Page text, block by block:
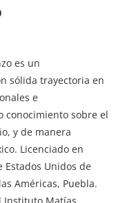
es un
sólida trayectoria en
e
conocimiento sobre el
y de manera
Licenciado en
Estados Unidos de
Américas, Puebla.